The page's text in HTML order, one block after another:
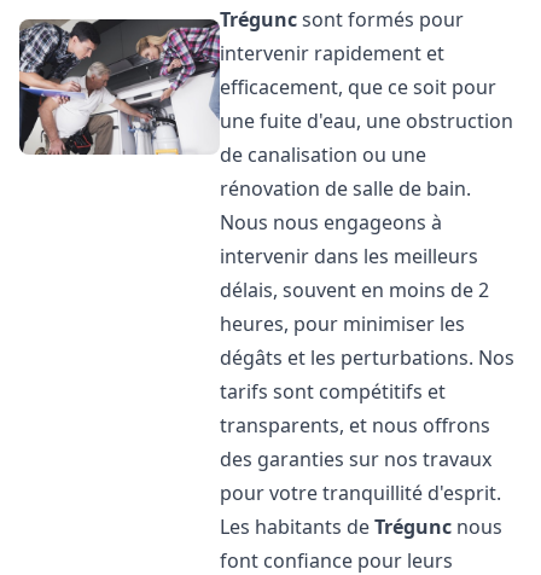
Tréguncsont formés pour
intervenir rapidement et
efficacement, que ce soit pour
une fuite d'eau, une obstruction
de canalisation ou une
rénovation de salle de bain.
Nous nous engageons à
intervenir dans les meilleurs
délais, souvent en moins de 2
heures, pour minimiser les
dégâts et les perturbations. Nos
tarifs sont compétitifs et
transparents, et nous offrons
des garanties sur nos travaux
pour votre tranquillité d'esprit.
Les habitants deTrégunc nous
font confiance pour leurs